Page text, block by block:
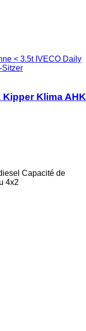
< 3.5t IVECO Daily
Sitzer
Kipper Klima AHK
Capacité de
4x2